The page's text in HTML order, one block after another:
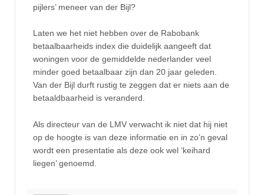
pijlers’ meneer van der Bijl?
Laten we het niet hebben over de Rabobank
betaalbaarheids index die duidelijk aangeeft dat
woningen voor de gemiddelde nederlander veel
minder goed betaalbaar zijn dan 20 jaar geleden.
Van der Bijl durft rustig te zeggen dat er niets aan de
betaaldbaarheid is veranderd.
Als directeur van de LMV verwacht ik niet dat hij niet
op de hoogte is van deze informatie en in zo’n geval
wordt een presentatie als deze ook wel ‘keihard
liegen’ genoemd.